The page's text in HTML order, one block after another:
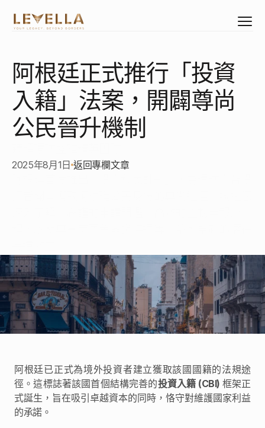
卓見
卓見
聯絡我們
Select Language
Mandarin
資產配置
公民身份
居留權益
企業管治架構
阿根廷正式推行「投資
入籍」法案，開闢尊尚
公民晉升機制
2025年8月1日 返回專欄文章
阿根廷已正式為境外投資者建立獲取該國國籍的法規途
徑。這標誌著該國首個結構完善的投資入籍 (CBI) 框架正
式誕生，旨在吸引卓越資本的同時，恪守對維護國家利益
的承諾。